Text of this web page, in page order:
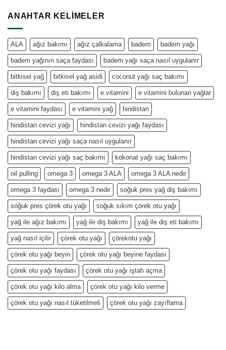
ANAHTAR KELIMELER
ALA ağız bakımı ağız çalkalama badem badem yağı
badem yağının saça faydası badem yağı saça nasıl uygulanır
bitkisel yağ bitkisel yağ asidi coconut yağı saç bakımı
diş bakımı diş eti bakımı e vitamini e vitamini bulunan yağlar
e vitamini faydası e vitamini yağ hindistan
hindistan cevizi yağı hindistan cevizi yağı faydası
hindistan cevizi yağı saça nasıl uygulanır
hindistan cevizi yağı saç bakımı kokonat yağı saç bakımı
oil pulling omega 3 omega 3 ALA omega 3 ALA nedir
omega 3 faydası omega 3 nedir soğuk pres yağ diş bakımı
soğuk pres çörek otu yağı soğuk sıkım çörek otu yağı
yağ ile ağız bakımı yağ ile diş bakımı yağ ile diş eti bakımı
yağ nasıl içilir çörek otu yağı çörekotu yağı
çörek otu yağı beyin çörek otu yağı beyine faydası
çörek otu yağı faydası çörek otu yağı iştah açma
çörek otu yağı kilo alma çörek otu yağı kilo verme
çörek otu yağı nasıl tüketilmeli çörek otu yağı zayıflama